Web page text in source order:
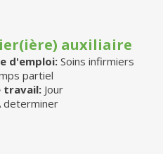
auxiliaire
d'emploi: Soins infirmiers
partiel
travail: Jour
determiner